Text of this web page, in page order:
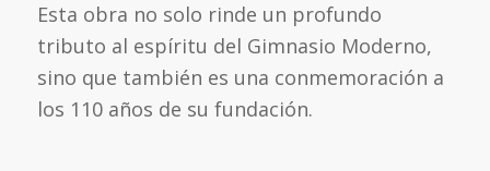
Esta obra no solo rinde un profundo
tributo al espíritu del Gimnasio Moderno,
sino que también es una conmemoración a
los 110 años de su fundación.